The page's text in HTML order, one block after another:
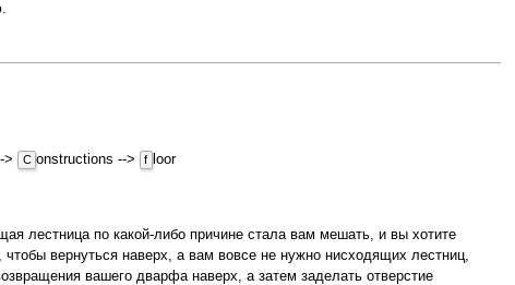
> C onstructions --> f
loor
лестница по какой-либо причине стала вам мешать, и вы хотите
вернуться наверх, а вам вовсе не нужно нисходящих лестниц,
вашего дварфа наверх, а затем заделать отверстие